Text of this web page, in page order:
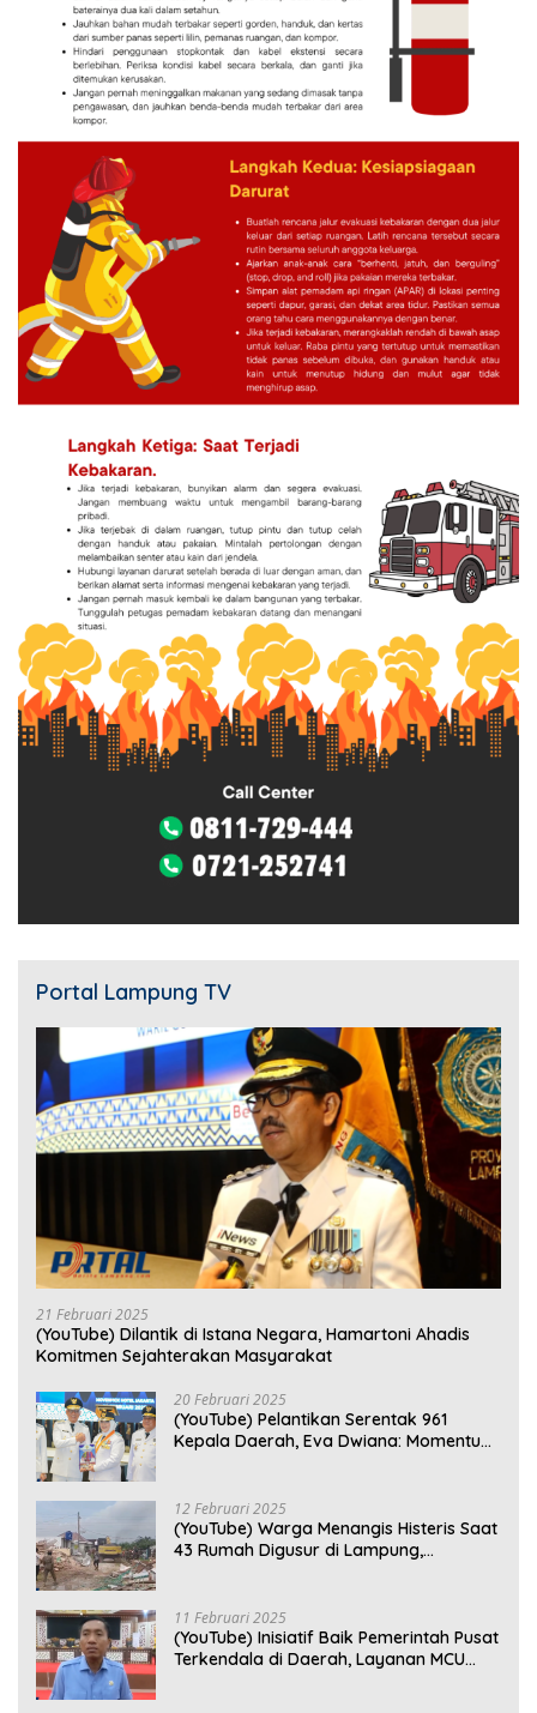
Portal Lampung TV
21 Februari 2025
(YouTube) Dilantik di Istana Negara, Hamartoni Ahadis
Komitmen Sejahterakan Masyarakat
20 Februari 2025
(YouTube) Pelantikan Serentak 961
Kepala Daerah, Eva Dwiana: Momentum
12 Februari 2025
(YouTube) Warga Menangis Histeris Saat
43 Rumah Digusur di Lampung,
11 Februari 2025
(YouTube) Inisiatif Baik Pemerintah Pusat
Terkendala di Daerah, Layanan MCU